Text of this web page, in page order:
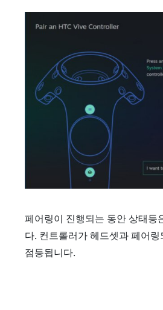
페어링이 진행되는 동안 상태등
다. 컨트롤러가 헤드셋과 페어
점등됩니다.